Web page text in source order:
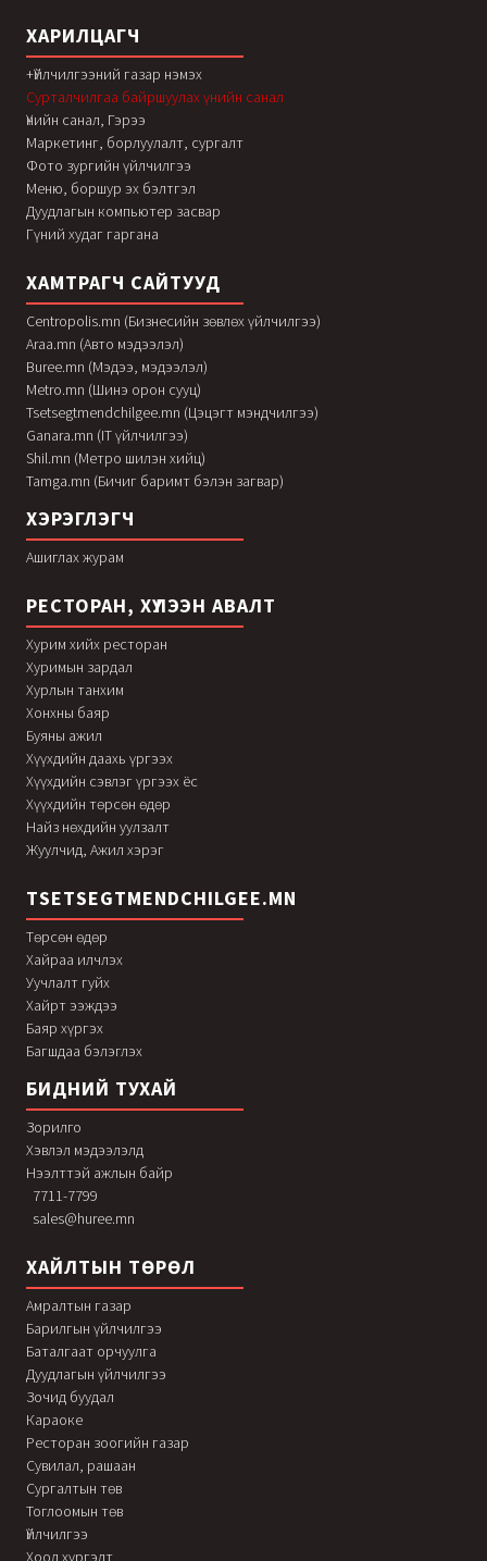
ХАРИЛЦАГЧ
+Үйлчилгээний газар нэмэх
Сурталчилгаа байршуулах үнийн санал
Үнийн санал, Гэрээ
Маркетинг, борлуулалт, сургалт
Фото зургийн үйлчилгээ
Меню, боршур эх бэлтгэл
Дуудлагын компьютер засвар
Гүний худаг гаргана
ХАМТРАГЧ САЙТУУД
Centropolis.mn (Бизнесийн зөвлөх үйлчилгээ)
Araa.mn (Авто мэдээлэл)
Buree.mn (Мэдээ, мэдээлэл)
Metro.mn (Шинэ орон сууц)
Tsetsegtmendchilgee.mn (Цэцэгт мэндчилгээ)
Ganara.mn (IT үйлчилгээ)
Shil.mn (Метро шилэн хийц)
Tamga.mn (Бичиг баримт бэлэн загвар)
ХЭРЭГЛЭГЧ
Ашиглах журам
РЕСТОРАН, ХҮЛЭЭН АВАЛТ
Хурим хийх ресторан
Хуримын зардал
Хурлын танхим
Хонхны баяр
Буяны ажил
Хүүхдийн даахь үргээх
Хүүхдийн сэвлэг үргээх ёс
Хүүхдийн төрсөн өдөр
Найз нөхдийн уулзалт
Жуулчид, Ажил хэрэг
TSETSEGTMENDCHILGEE.MN
Төрсөн өдөр
Хайраа илчлэх
Уучлалт гуйх
Хайрт ээждээ
Баяр хүргэх
Багшдаа бэлэглэх
БИДНИЙ ТУХАЙ
Зорилго
Хэвлэл мэдээлэлд
Нээлттэй ажлын байр
7711-7799
sales@huree.mn
ХАЙЛТЫН ТӨРӨЛ
Амралтын газар
Барилгын үйлчилгээ
Баталгаат орчуулга
Дуудлагын үйлчилгээ
Зочид буудал
Караоке
Ресторан зоогийн газар
Сувилал, рашаан
Сургалтын төв
Тоглоомын төв
Үйлчилгээ
Хоол хүргэлт